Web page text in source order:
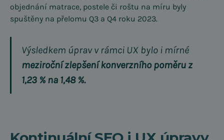
objednání matrace, postele či roštu na míru byly
spuštěny na přelomu Q3 a Q4 roku 2023.
Výsledkem úprav v rámci UX bylo i mírné
meziroční zlepšení konverzního poměru z
1,23 % na 1,48 %.